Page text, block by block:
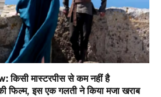
मास्टरपीस से कम नहीं है
इस एक गलती ने किया मजा खराब